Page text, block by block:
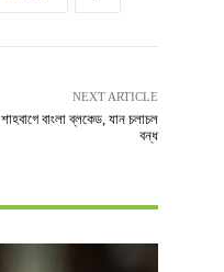
NEXT ARTICLE
শাহবাগে বাংলা ব্লকেড, যান চলাচল
বন্ধ